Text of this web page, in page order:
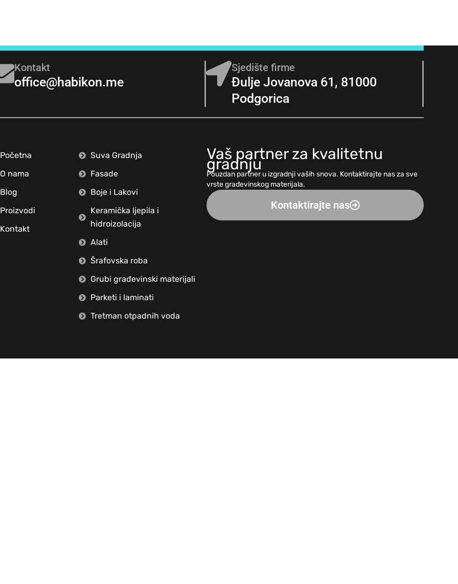
Kontakt
office@habikon.me
Sjedište firme
Đulje Jovanova 61, 81000
Podgorica
Početna
O nama
Blog
Proizvodi
Kontakt
Suva Gradnja
Fasade
Boje i Lakovi
Keramička ljepila i
hidroizolacija
Alati
Šrafovska roba
Grubi građevinski materijali
Parketi i laminati
Tretman otpadnih voda
Vaš partner za kvalitetnu
gradnju
Pouzdan partner u izgradnji vaših snova. Kontaktirajte nas za sve
vrste građevinskog materijala.
Kontaktirajte nas